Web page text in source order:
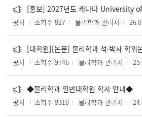
[홍보] 2027년도 캐나다 University of Toronto AI 융합 교육프로그
공지 조회수 827 물리학과 관리자
[대학원][논문] 물리학과 석·박사 학위논문
공지 조회수 9746 물리학과 관리자
◆물리학과 일반대학원 학사 안내◆
공지 조회수 8310 물리학과 관리자